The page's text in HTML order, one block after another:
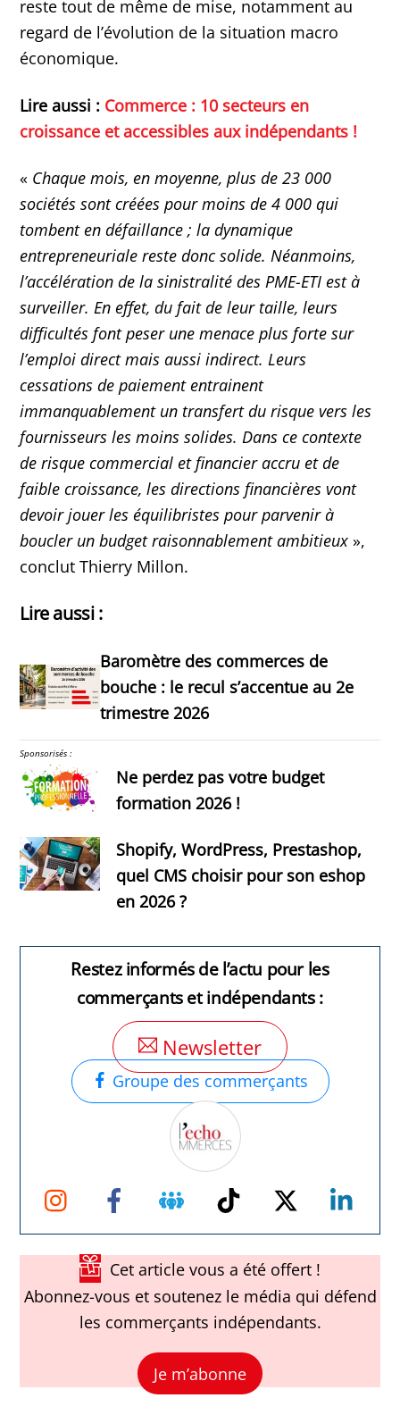
reste tout de même de mise, notamment au
regard de l’évolution de la situation macro
économique.
Lire aussi : Commerce : 10 secteurs en
croissance et accessibles aux indépendants !
« Chaque mois, en moyenne, plus de 23 000
sociétés sont créées pour moins de 4 000 qui
tombent en défaillance ; la dynamique
entrepreneuriale reste donc solide. Néanmoins,
l’accélération de la sinistralité des PME-ETI est à
surveiller. En effet, du fait de leur taille, leurs
difficultés font peser une menace plus forte sur
l’emploi direct mais aussi indirect. Leurs
cessations de paiement entrainent
immanquablement un transfert du risque vers les
fournisseurs les moins solides. Dans ce contexte
de risque commercial et financier accru et de
faible croissance, les directions financières vont
devoir jouer les équilibristes pour parvenir à
boucler un budget raisonnablement ambitieux »,
conclut Thierry Millon.
Lire aussi :
Baromètre des commerces de
bouche : le recul s’accentue au 2e
trimestre 2026
Sponsorisés :
Ne perdez pas votre budget
formation 2026 !
Shopify, WordPress, Prestashop,
quel CMS choisir pour son eshop
en 2026 ?
Restez informés de l’actu pour les
commerçants et indépendants :
Newsletter
Groupe des commerçants
Instagram Facebook Groupe
Facebook
TikTok Twitter
Cet article vous a été offert !
Abonnez-vous et soutenez le média qui défend
les commerçants indépendants.
Je m’abonne